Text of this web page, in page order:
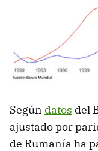
Según datos del
ajustado por
de Rumanía ha